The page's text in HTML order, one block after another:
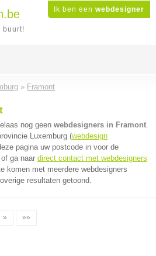
Ik ben een webdesigner
buurt!
» Framont
nog geen webdesigners in Framont.
Luxemburg (webdesign
pagina uw postcode in voor de
ga naar direct contact met webdesigners
komen met meerdere webdesigners
resultaten getoond.
» »»